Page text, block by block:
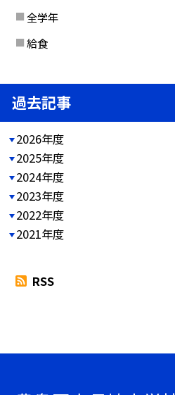
全学年
給食
過去記事
2026年度
2025年度
2024年度
2023年度
2022年度
2021年度
RSS